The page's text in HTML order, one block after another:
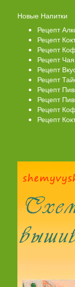
Новые Напитки
Рецепт
Рецепт
Рецепт
Рецепт
Рецепт
Рецепт
Рецепт
Рецепт
Рецепт
Рецепт